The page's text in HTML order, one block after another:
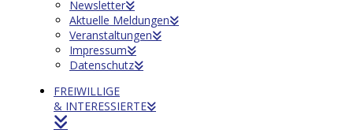
Newsletter
Aktuelle Meldungen
Veranstaltungen
Impressum
Datenschutz
FREIWILLIGE
& INTERESSIERTE